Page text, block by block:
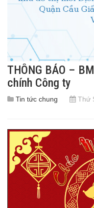
THÔNG BÁO –
chính Công ty
Tin tức chung Thứ